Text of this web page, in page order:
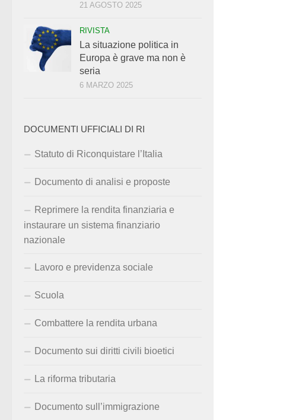
21 AGOSTO 2025
RIVISTA
La situazione politica in
Europa è grave ma non è
seria
6 MARZO 2025
DOCUMENTI UFFICIALI DI RI
Statuto di Riconquistare l’Italia
Documento di analisi e proposte
Reprimere la rendita finanziaria e
instaurare un sistema finanziario
nazionale
Lavoro e previdenza sociale
Scuola
Combattere la rendita urbana
Documento sui diritti civili bioetici
La riforma tributaria
Documento sull’immigrazione